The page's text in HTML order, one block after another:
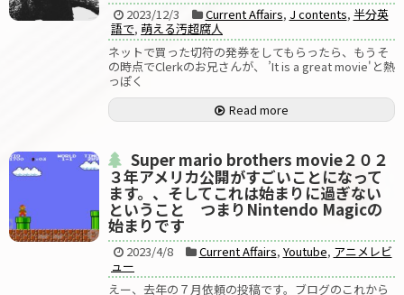
2023/12/3 Current Affairs, J contents, 半分英
語で, 萌える汚超腐人
ネットで買った切符の発券をしてもらったら、もうそ
の時点でClerkのお兄さんが、 ’It is a great movie'と熱
っぽく
Read more
Super mario brothers movie２０２
３年アメリカ公開がすごいことになって
ます。、そしてこれは始まりに過ぎない
ということ つまりNintendo Magicの
始まりです
2023/4/8 Current Affairs, Youtube, アニメレビ
ュー
えー、去年の７月依頼の投稿です。ブログのこれから